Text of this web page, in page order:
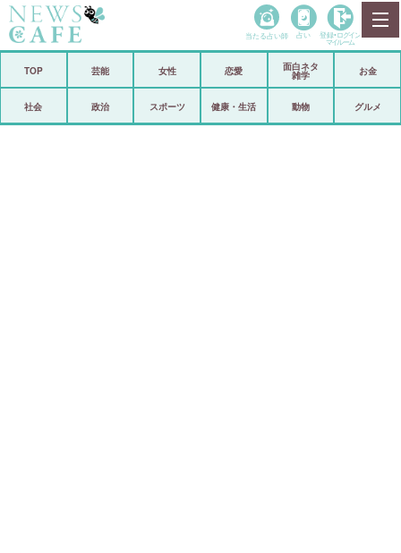
政治
当たる占い師 占い 登録• ログイン
マイルーム
TOP 芸能 女性 恋愛
面白ネタ
雑学
お金
社会 政治 スポーツ 健康・生活 動物 グルメ